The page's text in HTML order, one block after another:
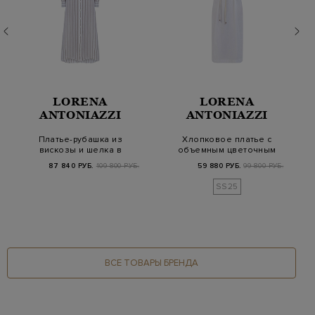
LORENA
ANTONIAZZI
Платье-рубашка из
вискозы и шелка в
87 840 РУБ. 109 800 РУБ.
LORENA
ANTONIAZZI
Хлопковое платье с
объемным цветочным
59 880 РУБ. 99 800 РУБ.
SS25
ВСЕ ТОВАРЫ БРЕНДА